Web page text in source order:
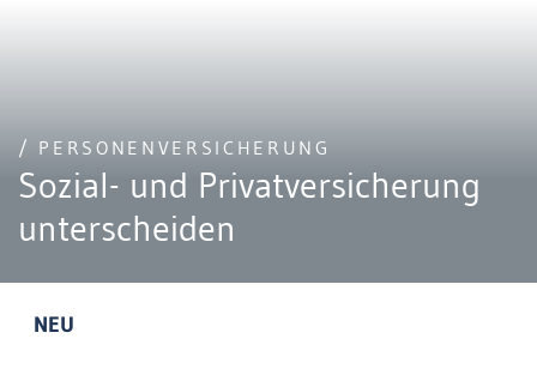
/ PERSONENVERSICHERUNG
Sozial- und Privatversicherung
unterscheiden
NEU